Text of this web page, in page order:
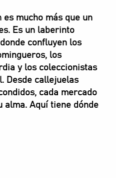
es mucho más que un
Es un laberinto
confluyen los
los
y los coleccionistas
Desde callejuelas
cada mercado
alma. Aquí tiene dónde